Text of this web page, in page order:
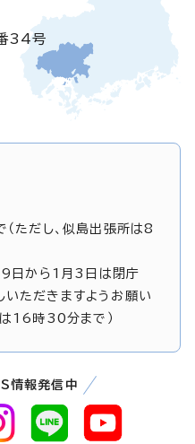
34号
ただし、似島出張所は8
日から1月3日は閉庁
ただきますようお願い
は16時30分まで）
情報発信中